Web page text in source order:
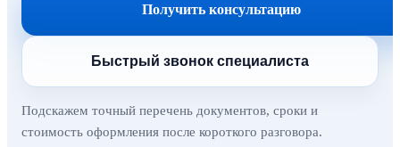
Получить консультацию
Быстрый звонок специалиста
Подскажем точный перечень документов, сроки и
стоимость оформления после короткого разговора.